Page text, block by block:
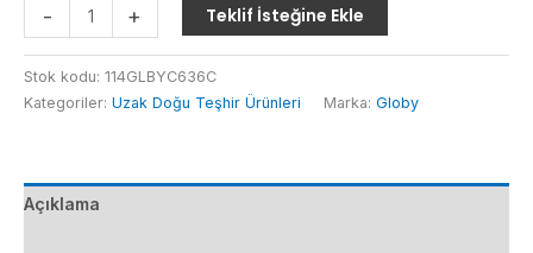
-
Bambu
Buhar
Sepeti
25,4x10
+ Teklif İsteğine Ekle
Stok kodu: 114GLBYC636C
Kategoriler: Uzak Doğu Teşhir Ürünleri Marka: Globy
Açıklama